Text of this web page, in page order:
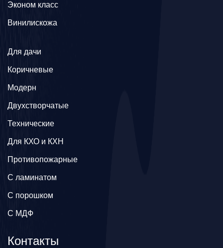
Эконом класс
Винилискожа
Для дачи
Коричневые
Модерн
Двухстворчатые
Технические
Для КХО и КХН
Противопожарные
С ламинатом
С порошком
С МДФ
Контакты